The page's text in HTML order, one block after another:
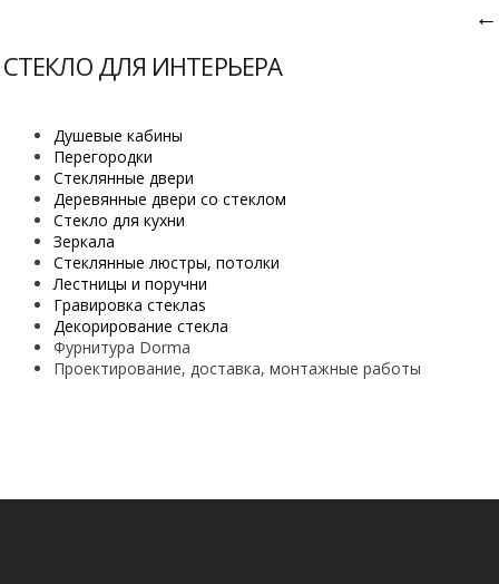
←
СТЕКЛО ДЛЯ ИНТЕРЬЕРА
Душевые кабины
Перегородки
Стеклянные двери
Деревянные двери со стеклом
Стекло для кухни
Зеркала
Стеклянные люстры, потолки
Лестницы и поручни
Гравировка стеклаs
Декорирование стекла
Фурнитура Dorma
Проектирование, доставка, монтажные работы